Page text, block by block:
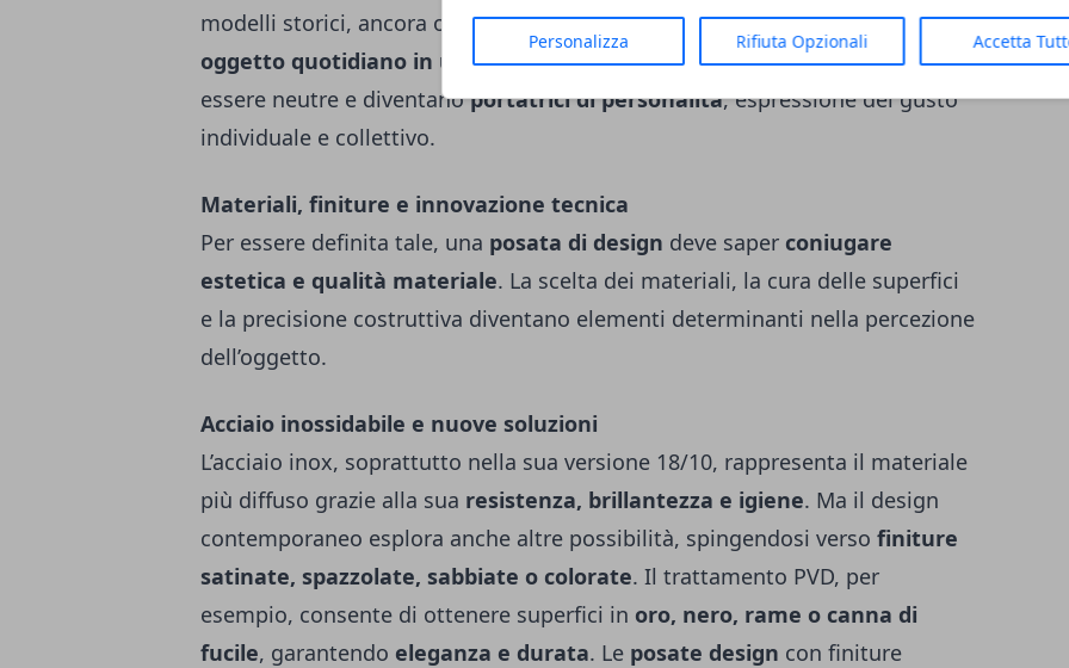
Personalizza Rifiuta Opzionali Accetta
modelli storici, ancora oggi in produzione, hanno saputotrasformare un
oggetto quotidiano in una piccola opera d’arte . Le posate smettono di
essere neutre e diventanoportatrici di personalità, espressione del gusto
individuale e collettivo.
Materiali, finiture e innovazione tecnica
Per essere definita tale, una posata di design deve saper coniugare
estetica e qualità materiale. La scelta dei materiali, la cura delle superfici
e la precisione costruttiva diventano elementi determinanti nella percezione
dell’oggetto.
Acciaio inossidabile e nuove soluzioni
L’acciaio inox, soprattutto nella sua versione 18/10, rappresenta il materiale
più diffuso grazie alla sua resistenza, brillantezza e igiene. Ma il design
contemporaneo esplora anche altre possibilità, spingendosi verso finiture
satinate, spazzolate, sabbiate o colorate. Il trattamento PVD, per
esempio, consente di ottenere superfici in oro, nero, rame o canna di
fucile, garantendo eleganza e durata. Le posate design con finiture